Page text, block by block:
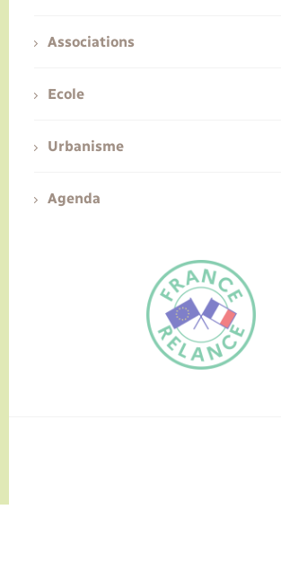
FR
Associations
Ecole
Urbanisme
Agenda